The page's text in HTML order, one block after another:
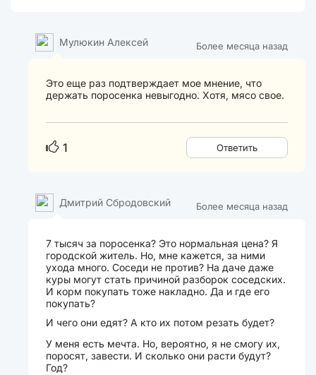
Более месяца назад
Мулюкин Алексей
Это еще раз подтверждает мое мнение, что
держать поросенка невыгодно. Хотя, мясо свое.
1 Ответить
Более месяца назад
Дмитрий Сбродовский
7 тысяч за поросенка? Это нормальная цена? Я
городской житель. Но, мне кажется, за ними
ухода много. Соседи не против? На даче даже
куры могут стать причиной разборок соседских.
И корм покупать тоже накладно. Да и где его
покупать?
И чего они едят? А кто их потом резать будет?
У меня есть мечта. Но, вероятно, я не смогу их,
поросят, завести. И сколько они расти будут?
Год?